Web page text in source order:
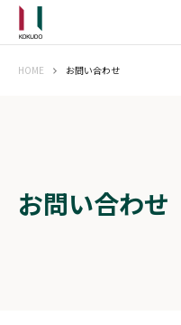
HOME お問い合わせ
お問い合わせ